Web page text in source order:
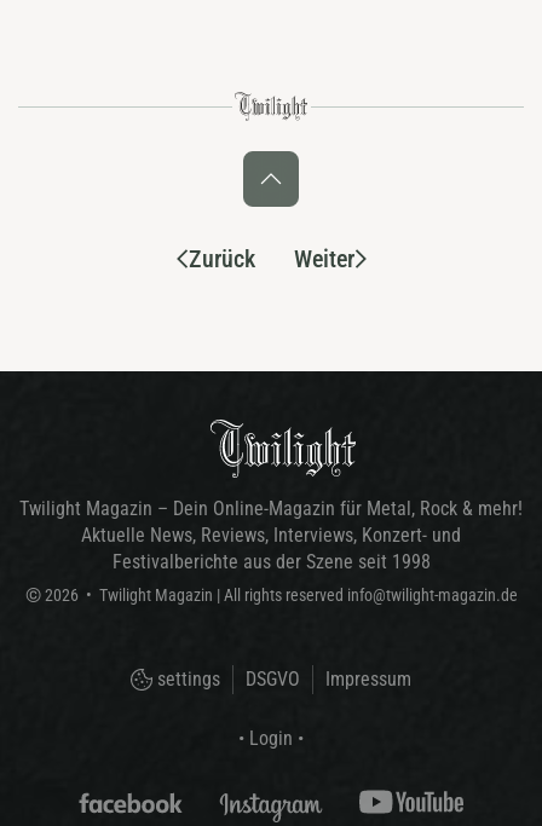
Zurück Weiter
Twilight Magazin – Dein Online-Magazin für Metal, Rock & mehr!
Aktuelle News, Reviews, Interviews, Konzert- und
Festivalberichte aus der Szene seit 1998
© 2026 • Twilight Magazin | All rights reserved info@twilight-magazin.de
settings DSGVO Impressum
• Login •